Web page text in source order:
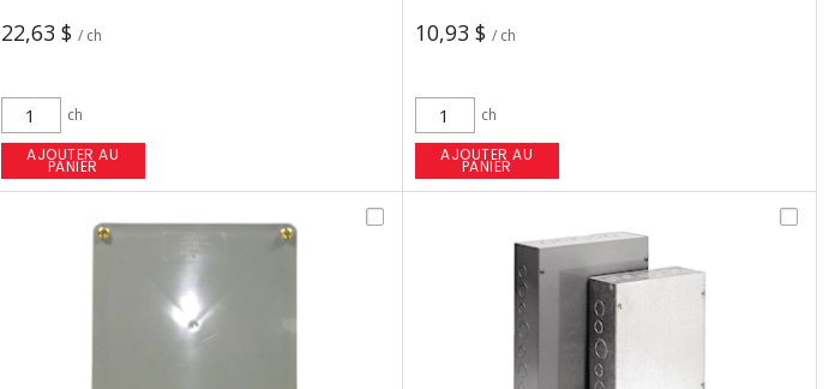
22,63 $ / ch
ch
AJOUTER AU
PANIER
10,93 $ / ch
ch
AJOUTER AU
PANIER